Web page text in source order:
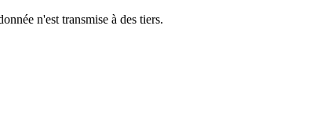
n'est transmise à des tiers.